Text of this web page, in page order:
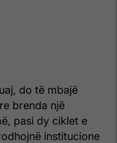
do të mbajë
brenda një
pasi dy ciklet e
institucione